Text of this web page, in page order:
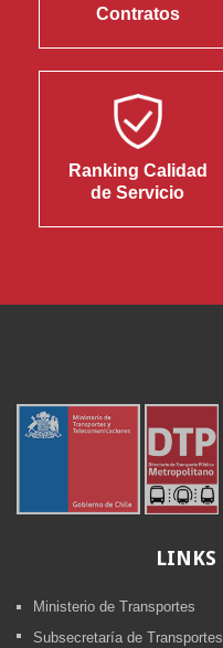
Contratos
Ranking Calidad
de Servicio
LINKS
Ministerio de Transportes
Subsecretaría de Transportes